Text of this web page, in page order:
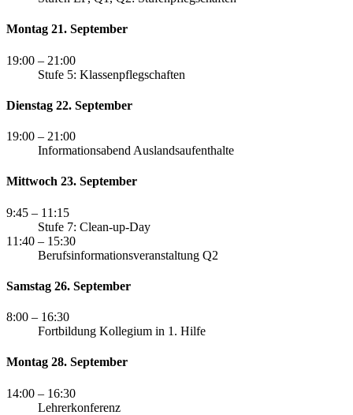
Montag 21. September
19:00 – 21:00
Stufe 5: Klassenpflegschaften
Dienstag 22. September
19:00 – 21:00
Informationsabend Auslandsaufenthalte
Mittwoch 23. September
9:45 – 11:15
Stufe 7: Clean-up-Day
11:40 – 15:30
Berufsinformationsveranstaltung Q2
Samstag 26. September
8:00 – 16:30
Fortbildung Kollegium in 1. Hilfe
Montag 28. September
14:00 – 16:30
Lehrerkonferenz